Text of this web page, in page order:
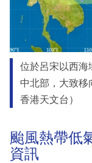
位於呂宋以西海
中北部，大致移
香港天文台）
颱風熱帶低
資訊